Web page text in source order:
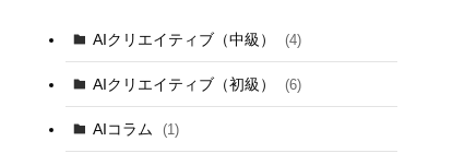
AIクリエイティブ（中級） (4)
AIクリエイティブ（初級） (6)
AIコラム (1)